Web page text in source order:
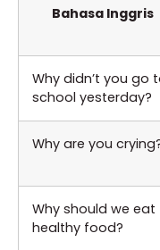
Bahasa Inggris
Why didn’t you go
school yesterday?
Why are you
Why should we eat
healthy food?